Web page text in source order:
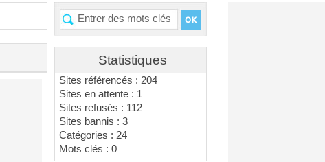
Statistiques
Sites référencés : 204
Sites en attente : 1
Sites refusés : 112
Sites bannis : 3
Catégories : 24
Mots clés : 0